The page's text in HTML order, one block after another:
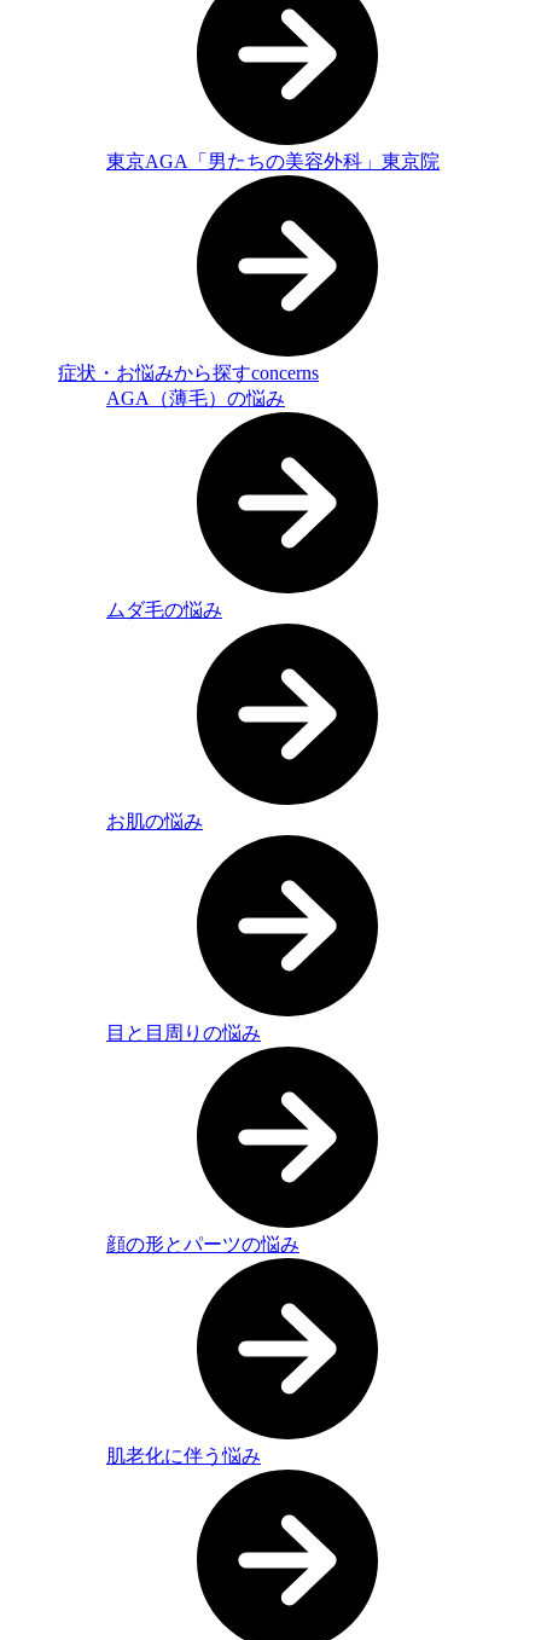
東京AGA「男たちの美容外科」東京院
症状・お悩みから探すconcerns
AGA（薄毛）の悩み
ムダ毛の悩み
お肌の悩み
目と目周りの悩み
顔の形とパーツの悩み
肌老化に伴う悩み